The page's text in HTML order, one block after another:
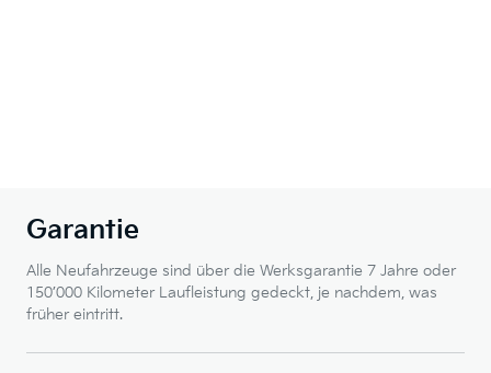
Garantie
Alle Neufahrzeuge sind über die Werksgarantie 7 Jahre oder
150’000 Kilometer Laufleistung gedeckt, je nachdem, was
früher eintritt.